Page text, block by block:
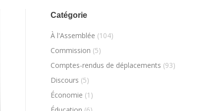
Catégorie
À l'Assemblée (104)
Commission (5)
Comptes-rendus de déplacements (93)
Discours (5)
Économie (1)